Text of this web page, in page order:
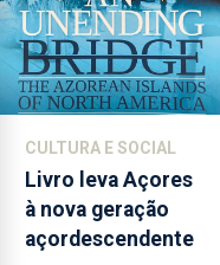
CULTURA E SOCIAL
Livro leva Açores
à nova geração
açordescendente